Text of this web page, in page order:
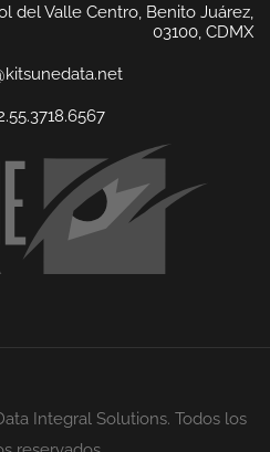
del Valle Centro, Benito Juárez,
03100, CDMX
Integral Solutions. Todos los